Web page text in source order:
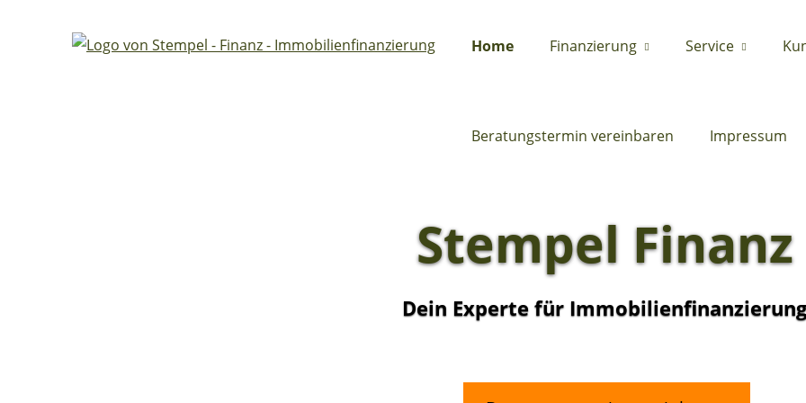
Home Finanzierung Service
Beratungstermin vereinbaren Impressum
Stempel Finanz
Dein Experte für Immobilienfinanzierung